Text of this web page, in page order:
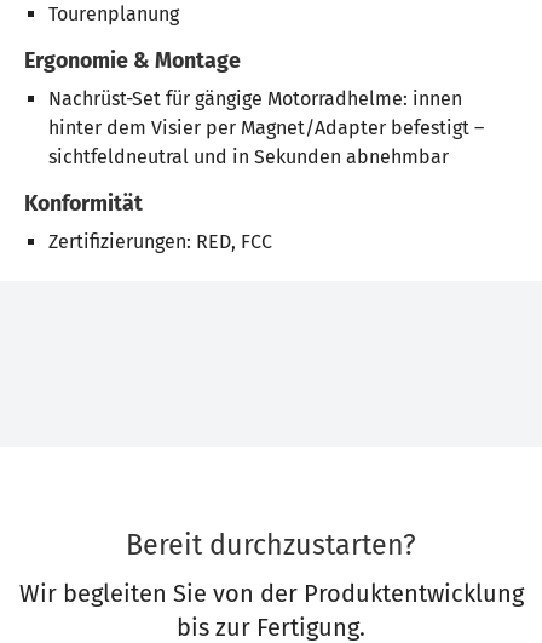
Tourenplanung
Ergonomie & Montage
Nachrüst-Set für gängige Motorradhelme: innen
hinter dem Visier per Magnet/Adapter befestigt –
sichtfeldneutral und in Sekunden abnehmbar
Konformität
Zertifizierungen: RED, FCC
Bereit durchzustarten?
Wir begleiten Sie von der Produktentwicklung
bis zur Fertigung.